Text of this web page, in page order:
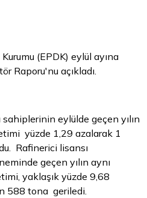
(EPDK) eylül ayına
Raporu'nu açıkladı.
eylülde geçen yılın
yüzde 1,29 azalarak 1
Rafinerici lisansı
geçen yılın aynı
yaklaşık yüzde 9,68
588 tona geriledi.